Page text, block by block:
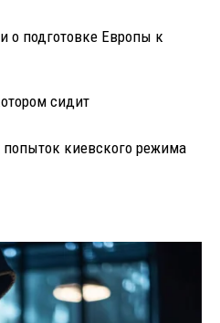
о подготовке Европы к
сидит
попыток киевского режима